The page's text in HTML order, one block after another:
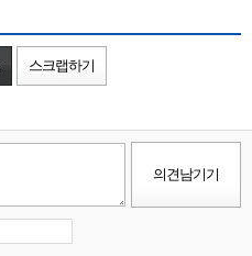
스크랩하기